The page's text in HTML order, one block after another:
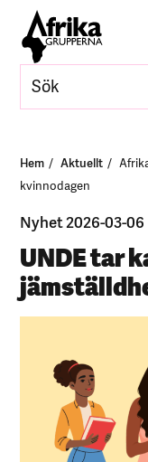
Hem Aktuellt
kvinnodagen
Nyhet 2026-03-06
UNDE tar